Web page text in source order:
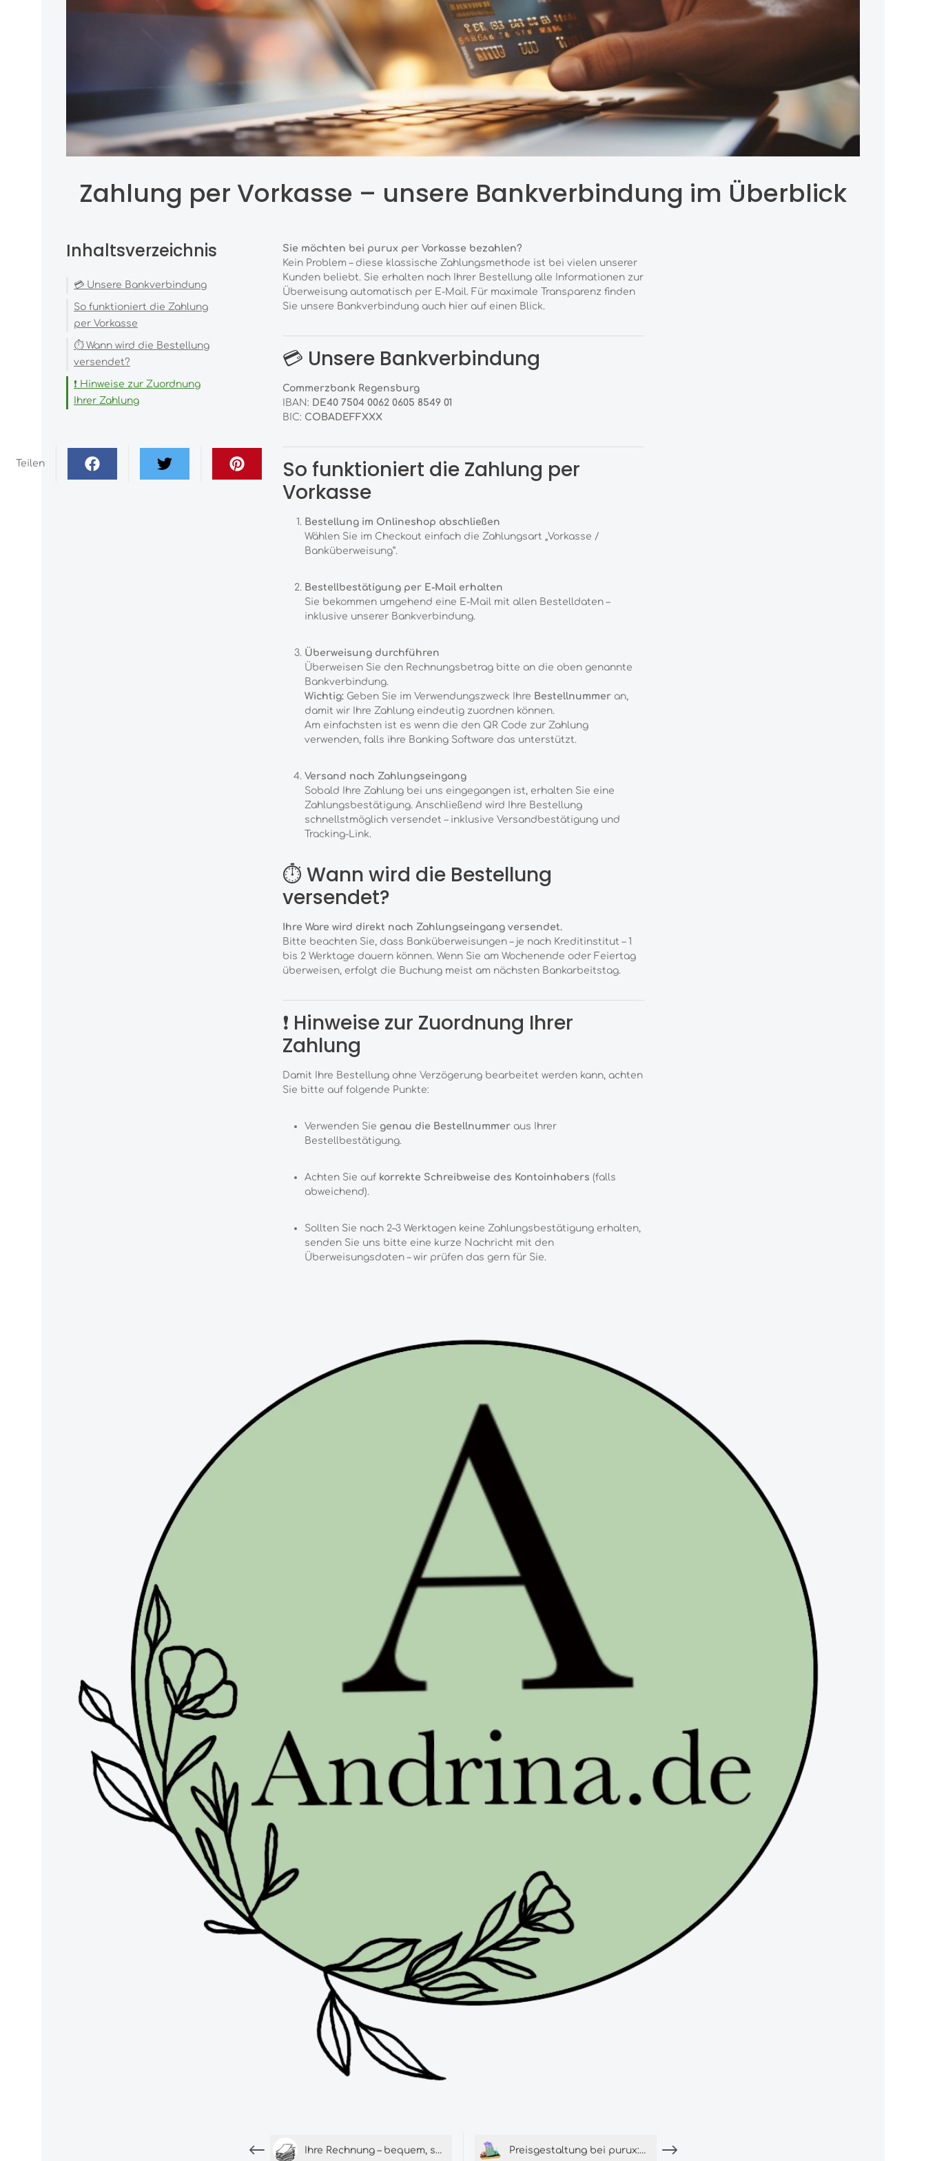
Zahlung per Vorkasse – unsere Bankverbindung im Überblick
Inhaltsverzeichnis
💳 Unsere Bankverbindung
So funktioniert die Zahlung
per Vorkasse
⏱ Wann wird die Bestellung
versendet?
❗ Hinweise zur Zuordnung
Ihrer Zahlung
Teilen
Sie möchten bei purux per Vorkasse bezahlen?
Kein Problem – diese klassische Zahlungsmethode ist bei vielen unserer
Kunden beliebt. Sie erhalten nach Ihrer Bestellung alle Informationen zur
Überweisung automatisch per E-Mail. Für maximale Transparenz finden
Sie unsere Bankverbindung auch hier auf einen Blick.
💳 Unsere Bankverbindung
Commerzbank Regensburg
IBAN: DE40 7504 0062 0605 8549 01
BIC: COBADEFFXXX
So funktioniert die Zahlung per
Vorkasse
Bestellung im Onlineshop abschließen
Wählen Sie im Checkout einfach die Zahlungsart „Vorkasse /
Banküberweisung“.
Bestellbestätigung per E-Mail erhalten
Sie bekommen umgehend eine E-Mail mit allen Bestelldaten –
inklusive unserer Bankverbindung.
Überweisung durchführen
Überweisen Sie den Rechnungsbetrag bitte an die oben genannte
Bankverbindung.
Wichtig:Geben Sie im Verwendungszweck Ihre Bestellnummeran,
damit wir Ihre Zahlung eindeutig zuordnen können.
Am einfachsten ist es wenn die den QR Code zur Zahlung
verwenden, falls ihre Banking Software das unterstützt.
Versand nach Zahlungseingang
Sobald Ihre Zahlung bei uns eingegangen ist, erhalten Sie eine
Zahlungsbestätigung. Anschließend wird Ihre Bestellung
schnellstmöglich versendet – inklusive Versandbestätigung und
Tracking-Link.
⏱ Wann wird die Bestellung
versendet?
Ihre Ware wird direkt nach Zahlungseingang versendet.
Bitte beachten Sie, dass Banküberweisungen – je nach Kreditinstitut – 1
bis 2 Werktage dauern können. Wenn Sie am Wochenende oder Feiertag
überweisen, erfolgt die Buchung meist am nächsten Bankarbeitstag.
❗ Hinweise zur Zuordnung Ihrer
Zahlung
Damit Ihre Bestellung ohne Verzögerung bearbeitet werden kann, achten
Sie bitte auf folgende Punkte:
Verwenden Sie genau die Bestellnummeraus Ihrer
Bestellbestätigung.
Achten Sie auf korrekte Schreibweise des Kontoinhabers (falls
abweichend).
Sollten Sie nach 2–3 Werktagen keine Zahlungsbestätigung erhalten,
senden Sie uns bitte eine kurze Nachricht mit den
Überweisungsdaten – wir prüfen das gern für Sie.
Ihre Rechnung – bequem, schnell und umweltschonend per E-Mail Preisgestaltung bei purux: fair, flexibel &#038; transparent